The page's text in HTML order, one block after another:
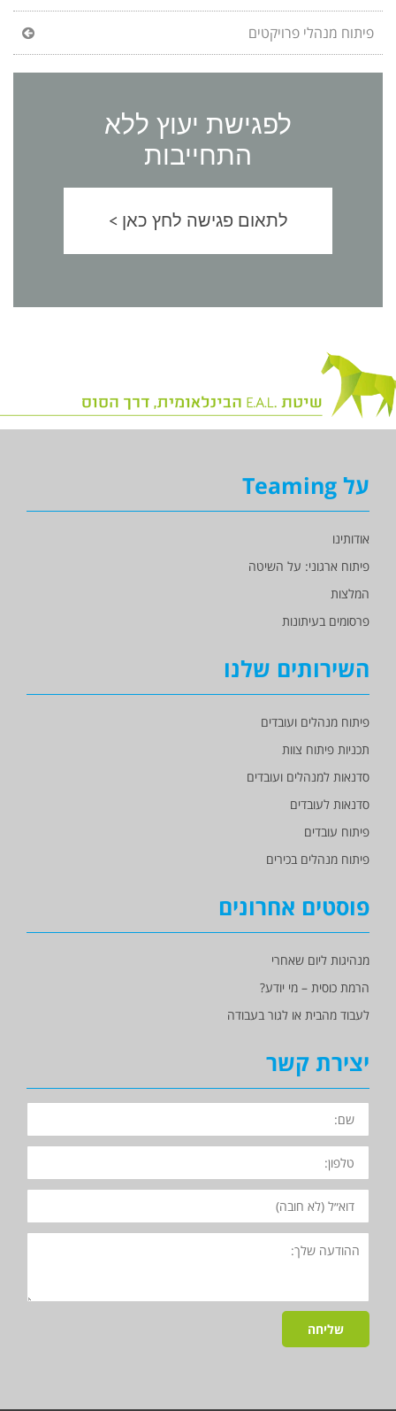
פיתוח מנהלי פרויקטים
לפגישת יעוץ ללא
התחייבות
לתאום פגישה לחץ כאן >
על Teaming
אודותינו
פיתוח ארגוני: על השיטה
המלצות
פרסומים בעיתונות
השירותים שלנו
פיתוח מנהלים ועובדים
תכניות פיתוח צוות
סדנאות למנהלים ועובדים
סדנאות לעובדים
פיתוח עובדים
פיתוח מנהלים בכירים
פוסטים אחרונים
מנהיגות ליום שאחרי
הרמת כוסית – מי יודע?
לעבוד מהבית או לגור בעבודה
יצירת קשר
השם
הטלפון
האימייל
פרטים
נוספים
שליחה